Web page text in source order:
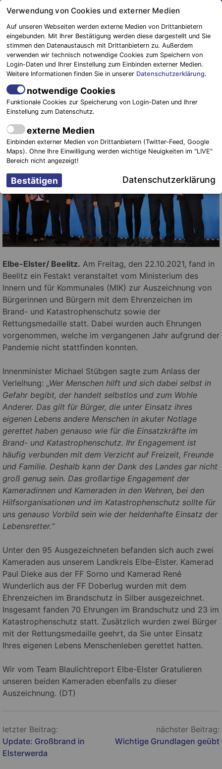
Springe
Inhalt
Blaulichtreport
Elbe-Elster
Verdiente Kameraden und Bürger
ausgezeichnet
25. Oktober 2021 -Veranstaltungen & Sonstiges
Elbe-Elster/ Beelitz. Am Freitag, den 22.10.2021, fand in
Beelitz ein Festakt veranstaltet vom Ministerium des
Innern und für Kommunales (MIK) zur Auszeichnung von
Bürgerinnen und Bürgern mit dem Ehrenzeichen im
Brand- und Katastrophenschutz sowie der
Rettungsmedaille statt. Dabei wurden auch Ehrungen
vorgenommen, welche im vergangenen Jahr aufgrund der
Pandemie nicht stattfinden konnten.
Innenminister Michael Stübgen sagte zum Anlass der
Verleihung: „Wer Menschen hilft und sich dabei selbst in
Gefahr begibt, der handelt selbstlos und zum Wohle
Anderer. Das gilt für Bürger, die unter Einsatz ihres
eigenen Lebens andere Menschen in akuter Notlage
gerettet haben genauso wie für die Einsatzkräfte im
Brand- und Katastrophenschutz. Ihr Engagement ist
häufig verbunden mit dem Verzicht auf Freizeit, Freunde
und Familie. Deshalb kann der Dank des Landes gar nicht
groß genug sein. Das großartige Engagement der
Kameradinnen und Kameraden in den Wehren, bei den
Hilfsorganisationen und im Katastrophenschutz sollte für
uns genauso Vorbild sein wie der heldenhafte Einsatz der
Lebensretter.“
Unter den 95 Ausgezeichneten befanden sich auch zwei
Kameraden aus unserem Landkreis Elbe-Elster. Kamerad
Paul Dieke aus der FF Sorno und Kamerad René
Wunderlich aus der FF Doberlug wurden mit dem
Ehrenzeichen im Brandschutz in Silber ausgezeichnet.
Insgesamt fanden 70 Ehrungen im Brandschutz und 23 im
Katastrophenschutz statt. Zusätzlich wurden zwei Bürger
mit der Rettungsmedaille geehrt, da Sie unter Einsatz
Ihres eigenen Lebens Menschenleben gerettet hatten.
Wir vom Team Blaulichtreport Elbe-Elster Gratulieren
unseren beiden Kameraden ebenfalls zu dieser
Auszeichnung. (DT)
Beitragsnavigation
letzter Beitrag:
Update: Großbrand in
Elsterwerda
nächster Beitrag:
Wichtige Grundlagen geübt
Verwendung von Cookies und externer Medien
Auf unseren Webseiten werden externe Medien von Drittanbietern
eingebunden. Mit Ihrer Bestätigung werden diese dargestellt und Sie
stimmen den Datenaustausch mit Drittanbietern zu. Außerdem
verwenden wir technisch notwendige Cookies zum Speichern von
Login-Daten und Ihrer Einstellung zum Einbinden externer Medien.
Weitere Informationen finden Sie in unserer Datenschutzerklärung.
notwendige Cookies
Funktionale Cookies zur Speicherung von Login-Daten und Ihrer
Einstellung zum Datenschutz.
externe Medien
Einbinden externer Medien von Drittanbietern (Twitter-Feed, Google
Maps). Ohne Ihre Einwilligung werden wichtige Neuigkeiten im "LIVE"
Bereich nicht angezeigt!
Datenschutzerklärung